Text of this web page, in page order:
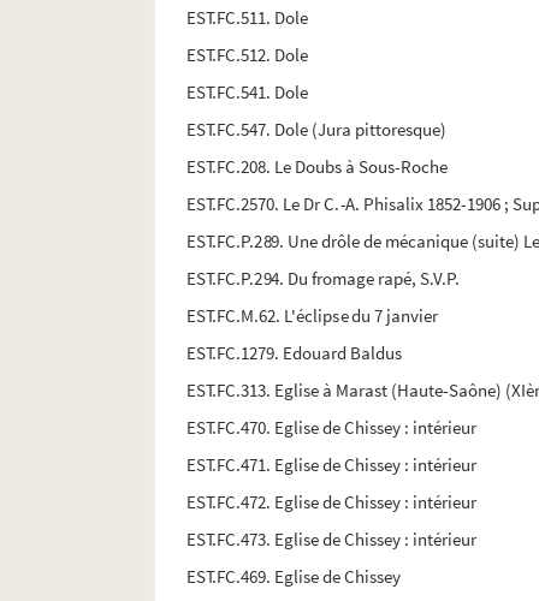
EST.FC.511. Dole
EST.FC.512. Dole
EST.FC.541. Dole
EST.FC.547. Dole (Jura pittoresque)
EST.FC.208. Le Doubs à Sous-Roche
EST.FC.2570. Le Dr C.-A. Phisalix 1852-1906 ;
EST.FC.P.289. Une drôle de mécanique (suite)
EST.FC.P.294. Du fromage rapé, S.V.P.
EST.FC.M.62. L'éclipse du 7 janvier
EST.FC.1279. Edouard Baldus
EST.FC.313. Eglise à Marast (Haute-Saône)
EST.FC.470. Eglise de Chissey : intérieur
EST.FC.471. Eglise de Chissey : intérieur
EST.FC.472. Eglise de Chissey : intérieur
EST.FC.473. Eglise de Chissey : intérieur
EST.FC.469. Eglise de Chissey